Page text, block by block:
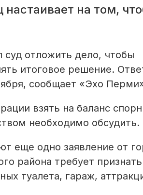
настаивает на том,
отложить дело, чтобы
итоговое решение.
сообщает «Эхо
взять на баланс
необходимо обсудить.
еще одно заявление от
района требует признать
туалета, гараж,